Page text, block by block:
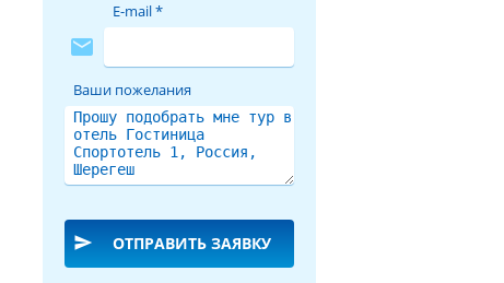
mail
E-mail *
Ваши пожелания
send ОТПРАВИТЬ ЗАЯВКУ